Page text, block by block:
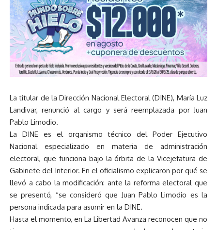
La titular de la Dirección Nacional Electoral (DINE), María Luz
Landivar, renunció al cargo y será reemplazada por Juan
Pablo Limodio.
La DINE es el organismo técnico del Poder Ejecutivo
Nacional especializado en materia de administración
electoral, que funciona bajo la órbita de la Vicejefatura de
Gabinete del Interior. En el oficialismo explicaron por qué se
llevó a cabo la modificación: ante la reforma electoral que
se presentó, “se consideró que Juan Pablo Limodio es la
persona indicada para asumir en la DINE.
Hasta el momento, en La Libertad Avanza reconocen que no